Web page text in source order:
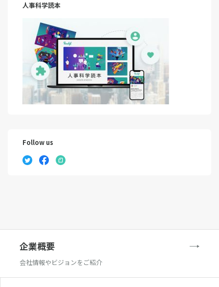
人事科学読本
Follow us
企業概要
会社情報やビジョンをご紹介